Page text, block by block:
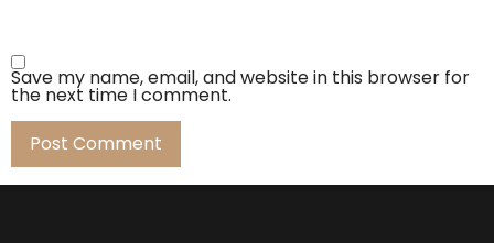
Save my name, email, and website in this browser for
the next time I comment.